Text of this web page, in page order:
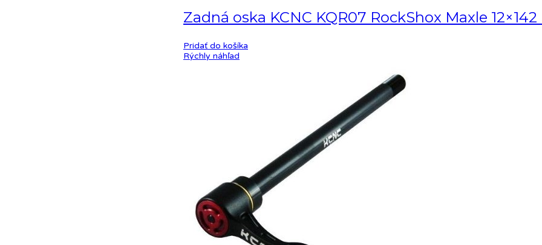
Zadná oska KCNC KQR07 RockShox Maxle 12×142
Pridať do košíka
Rýchly náhľad